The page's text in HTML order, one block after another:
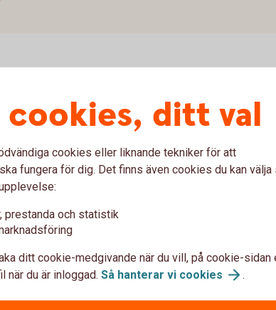
till ny
ny arbetsgivare. Den nya
Pensionsplan (ålderspension,
tilläggsförsäkringar till
cookies, ditt val
cookies eller liknande tekniker för att
fungera för dig. Det finns även cookies du kan välja
prestanda och statistik
ditt cookie-medgivande när du vill, på cookie-sidan
när du är inloggad. Så hanterar vi cookies .